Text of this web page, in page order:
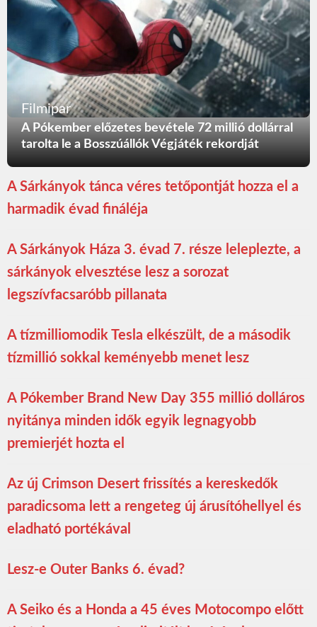
Filmipar
A Pókember előzetes bevétele 72 millió dollárral
tarolta le a Bosszúállók Végjáték rekordját
A Sárkányok tánca véres tetőpontját hozza el a
harmadik évad fináléja
A Sárkányok Háza 3. évad 7. része leleplezte, a
sárkányok elvesztése lesz a sorozat
legszívfacsaróbb pillanata
A tízmilliomodik Tesla elkészült, de a második
tízmillió sokkal keményebb menet lesz
A Pókember Brand New Day 355 millió dolláros
nyitánya minden idők egyik legnagyobb
premierjét hozta el
Az új Crimson Desert frissítés a kereskedők
paradicsoma lett a rengeteg új árusítóhellyel és
eladható portékával
Lesz-e Outer Banks 6. évad?
A Seiko és a Honda a 45 éves Motocompo előtt